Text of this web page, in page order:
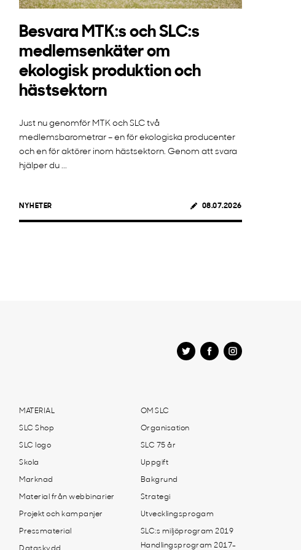
Besvara MTK:s och SLC:s
medlemsenkäter om
ekologisk produktion och
hästsektorn
Just nu genomför MTK och SLC två
medlemsbarometrar – en för ekologiska producenter
och en för aktörer inom hästsektorn. Genom att svara
hjälper du ...
NYHETER 08.07.2026
MATERIAL
SLC Shop
SLC logo
Skola
Marknad
Material från webbinarier
Projekt och kampanjer
Pressmaterial
OM SLC
Organisation
SLC 75 år
Uppgift
Bakgrund
Strategi
Utvecklingsprogam
SLC:s miljöprogram 2019
Handlingsprogram 2017-